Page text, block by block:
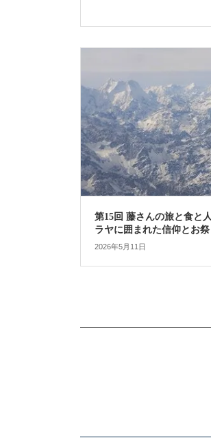
第15回 藤さんの旅と食と
ラヤに囲まれた信仰とお
2026年5月11日